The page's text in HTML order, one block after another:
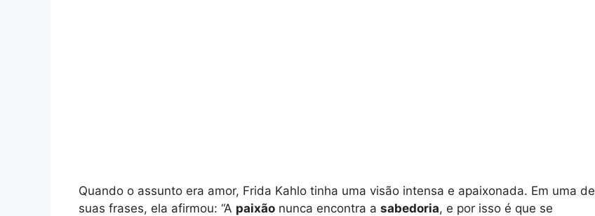
Quando o assunto era amor, Frida Kahlo tinha uma visão intensa e apaixonada. Em uma de
suas frases, ela afirmou: “A paixão nunca encontra a sabedoria, e por isso é que se